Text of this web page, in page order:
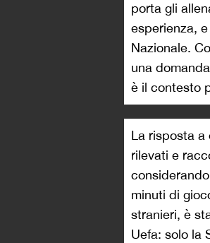
porta gli
esperienza,
Nazionale.
una
è il contesto
La risposta a
rilevati e
minuti di
stranieri, è
Uefa: solo la